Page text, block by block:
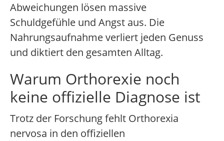
Abweichungen lösen massive
Schuldgefühle und Angst aus. Die
Nahrungsaufnahme verliert jeden Genuss
und diktiert den gesamten Alltag.
Warum Orthorexie noch
keine offizielle Diagnose ist
Trotz der Forschung fehlt Orthorexia
nervosa in den offiziellen